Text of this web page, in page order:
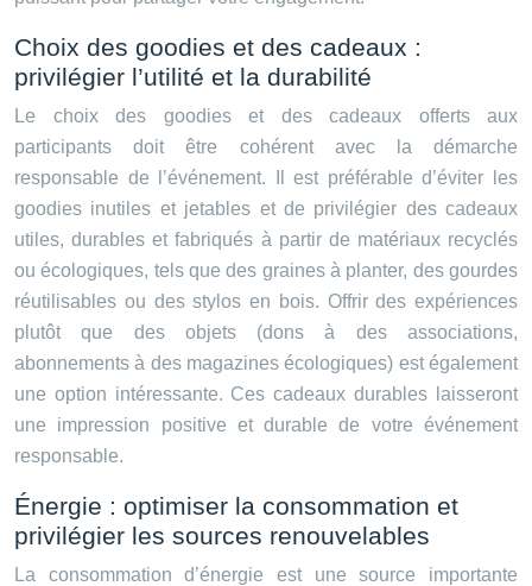
Choix des goodies et des cadeaux :
privilégier l’utilité et la durabilité
Le choix des goodies et des cadeaux offerts aux
participants doit être cohérent avec la démarche
responsable de l’événement. Il est préférable d’éviter les
goodies inutiles et jetables et de privilégier des cadeaux
utiles, durables et fabriqués à partir de matériaux recyclés
ou écologiques, tels que des graines à planter, des gourdes
réutilisables ou des stylos en bois. Offrir des expériences
plutôt que des objets (dons à des associations,
abonnements à des magazines écologiques) est également
une option intéressante. Ces cadeaux durables laisseront
une impression positive et durable de votre événement
responsable.
Énergie : optimiser la consommation et
privilégier les sources renouvelables
La consommation d’énergie est une source importante